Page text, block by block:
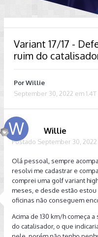
Variant 17/17 -
ruim do
PorWillie
September 30, 2022 em
Willie
Postado September 30, 2022
Olá pessoal, sempre
resolvi me cadastrar e
comprei uma golf variant
meses, e desde estão
oficinas não conseguem
Acima de 130 km/h começa
do catalisador, o que